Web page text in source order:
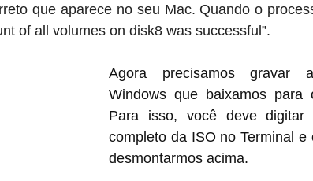
que aparece no seu Mac. Quando o
of all volumes on disk8 was successful”.
Agora precisamos
Windows que baixamos para
Para isso, você deve digitar
completo da ISO no Terminal e
desmontarmos acima.